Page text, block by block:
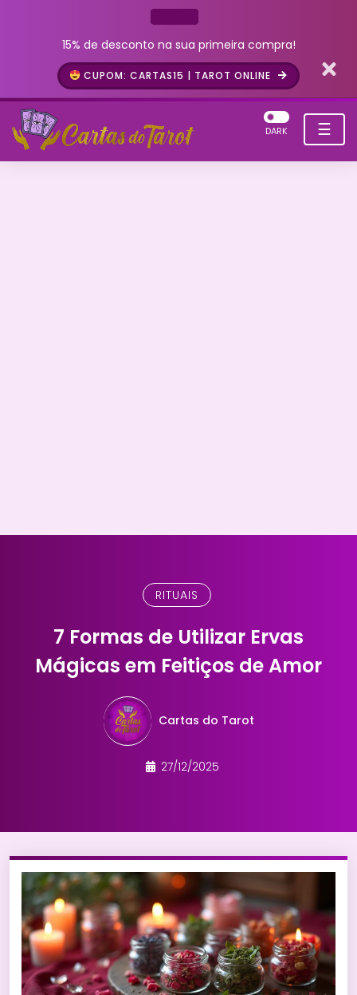
15% de desconto na sua primeira compra!
CUPOM: CARTAS15 | TAROT ONLINE
☰
DARK
RITUAIS
7 Formas de Utilizar Ervas
Mágicas em Feitiços de Amor
Cartas do Tarot
27/12/2025